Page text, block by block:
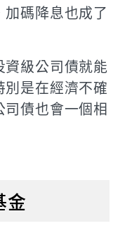
碼降息也成了
資級公司債就能
是在經濟不確
債也會一個相
金